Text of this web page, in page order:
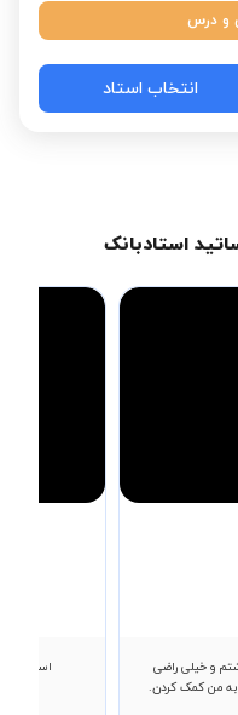
و درس
انتخاب استاد
استادبانک
و خیلی راضی
به من کمک کردن.
استاد